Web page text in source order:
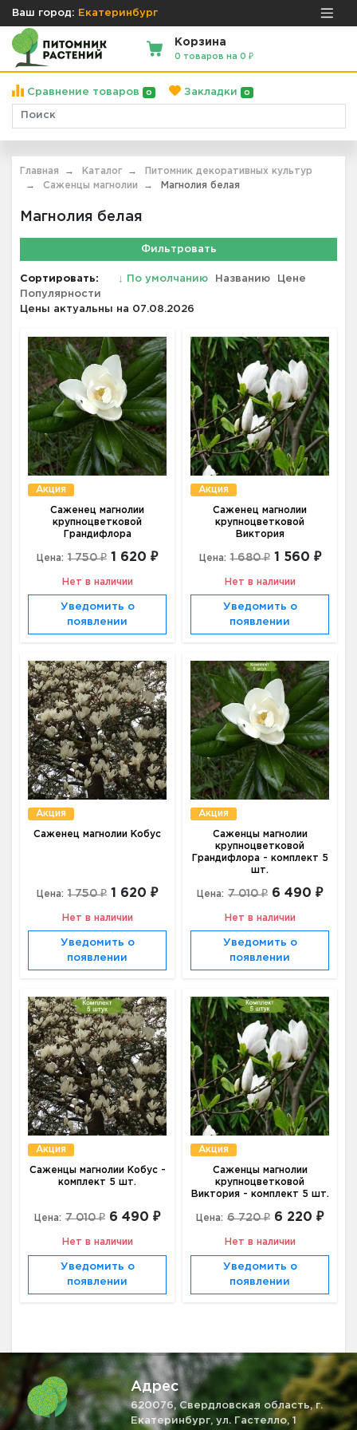
Ваш город: Екатеринбург
Корзина
0 товаров на 0 ₽
Сравнение товаров 0 Закладки 0
Главная Каталог
Питомник декоративных культур
Саженцы магнолии
Магнолия белая
Магнолия белая
Фильтровать
Сортировать: ↓ По умолчанию Названию
Цене
Популярности
Цены актуальны на 07.08.2026
Акция
Саженец магнолии
крупноцветковой
Грандифлора
Цена: 1 750 ₽ 1 620 ₽
Нет в наличии
Уведомить о
появлении
Акция
Саженец магнолии
крупноцветковой
Виктория
Цена: 1 680 ₽ 1 560 ₽
Нет в наличии
Уведомить о
появлении
Акция
Саженец магнолии Кобус
Цена: 1 750 ₽ 1 620 ₽
Нет в наличии
Уведомить о
появлении
Акция
Саженцы магнолии
крупноцветковой
Грандифлора - комплект 5
шт.
Цена: 7 010 ₽ 6 490 ₽
Нет в наличии
Уведомить о
появлении
Акция
Саженцы магнолии Кобус -
комплект 5 шт.
Цена: 7 010 ₽ 6 490 ₽
Нет в наличии
Уведомить о
появлении
Акция
Саженцы магнолии
крупноцветковой
Виктория - комплект 5 шт.
Цена: 6 720 ₽ 6 220 ₽
Нет в наличии
Уведомить о
появлении
Адрес
620076, Свердловская область, г.
Екатеринбург, ул. Гастелло, 1